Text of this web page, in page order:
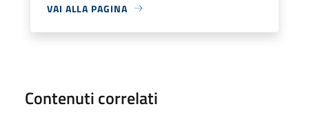
VAI ALLA PAGINA
Contenuti correlati